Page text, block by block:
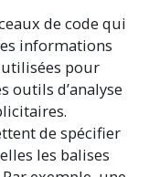
de code qui
informations
pour
outils d’analyse
de spécifier
les balises